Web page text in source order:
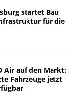
startet Bau
für die
Air auf den Markt:
Fahrzeuge jetzt